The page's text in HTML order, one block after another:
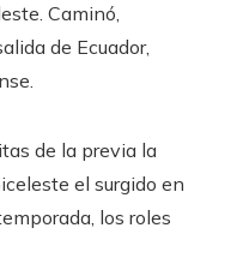
Caminó,
de Ecuador,
de la previa la
el surgido en
los roles